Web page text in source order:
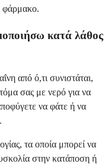
φάρμακο.
κατά λάθος
από ό,τι συνιστάται,
σας με νερό για να
να φάτε ή να
τα οποία μπορεί να
στην κατάποση ή